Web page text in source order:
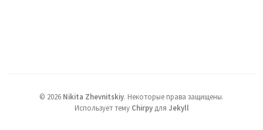
© 2026 Nikita Zhevnitskiy. Некоторые права защищены.
Использует тему Chirpyдля Jekyll